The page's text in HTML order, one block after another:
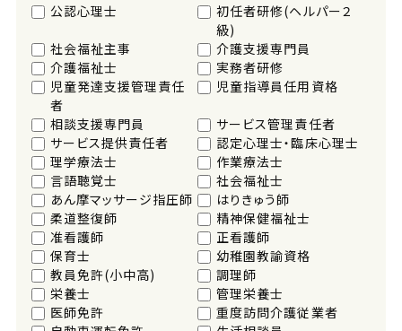
公認心理士
初任者研修(ヘルパー２
級)
社会福祉主事
介護支援専門員
介護福祉士
実務者研修
児童発達支援管理責任
者
児童指導員任用資格
相談支援専門員
サービス管理責任者
サービス提供責任者
認定心理士・臨床心理士
理学療法士
作業療法士
言語聴覚士
社会福祉士
あん摩マッサージ指圧師
はりきゅう師
柔道整復師
精神保健福祉士
准看護師
正看護師
保育士
幼稚園教諭資格
教員免許(小中高)
調理師
栄養士
管理栄養士
医師免許
重度訪問介護従業者